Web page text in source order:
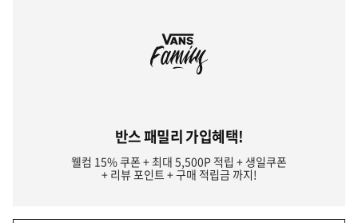
반스 패밀리 가입혜택!
웰컴 15% 쿠폰 + 최대 5,500P 적립 + 생일쿠폰
+ 리뷰 포인트 + 구매 적립금 까지!